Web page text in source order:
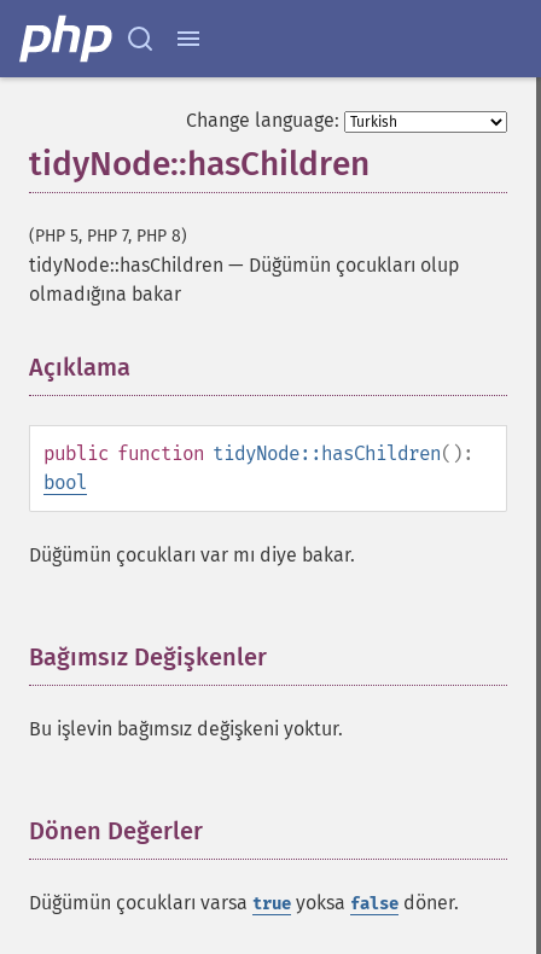
Change language:
tidyNode::hasChildren
(PHP 5, PHP 7, PHP 8)
tidyNode::hasChildren — Düğümün çocukları olup
olmadığına bakar
Açıklama
public function tidyNode::hasChildren():
bool
Düğümün çocukları var mı diye bakar.
Bağımsız Değişkenler
Bu işlevin bağımsız değişkeni yoktur.
Dönen Değerler
Düğümün çocukları varsa true yoksa false döner.